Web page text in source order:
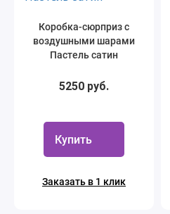
Коробка-сюрприз с
воздушными шарами
Пастель сатин
5250 руб.
Купить
Заказать в 1 клик